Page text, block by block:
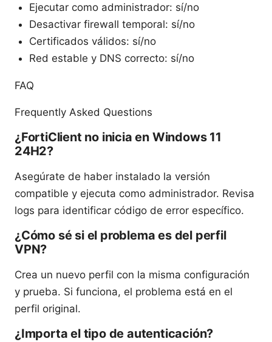
Ejecutar como administrador: sí/no
Desactivar firewall temporal: sí/no
Certificados válidos: sí/no
Red estable y DNS correcto: sí/no
FAQ
Frequently Asked Questions
¿FortiClient no inicia en Windows 11
24H2?
Asegúrate de haber instalado la versión
compatible y ejecuta como administrador. Revisa
logs para identificar código de error específico.
¿Cómo sé si el problema es del perfil
VPN?
Crea un nuevo perfil con la misma configuración
y prueba. Si funciona, el problema está en el
perfil original.
¿Importa el tipo de autenticación?